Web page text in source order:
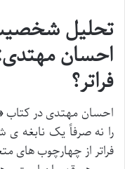
تحلیل شخصیت
احسان مهتدی:
فراتر؟
احسان مهتدی در کتاب
را نه صرفاً یک نابغه
فراتر از چهارچوب های